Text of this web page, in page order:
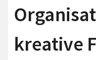
kreative